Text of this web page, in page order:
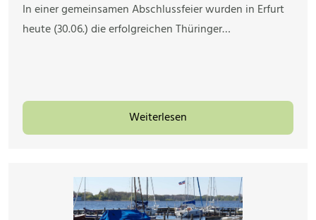
In einer gemeinsamen Abschlussfeier wurden in Erfurt
heute (30.06.) die erfolgreichen Thüringer…
Weiterlesen